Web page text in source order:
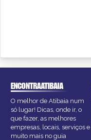
ENCONTRAATIBAIA
O melhor de Atibaia num
só lugar! Dicas, onde ir, o
que fazer, as melhores
empresas, locais, serviços e
muito mais no guia